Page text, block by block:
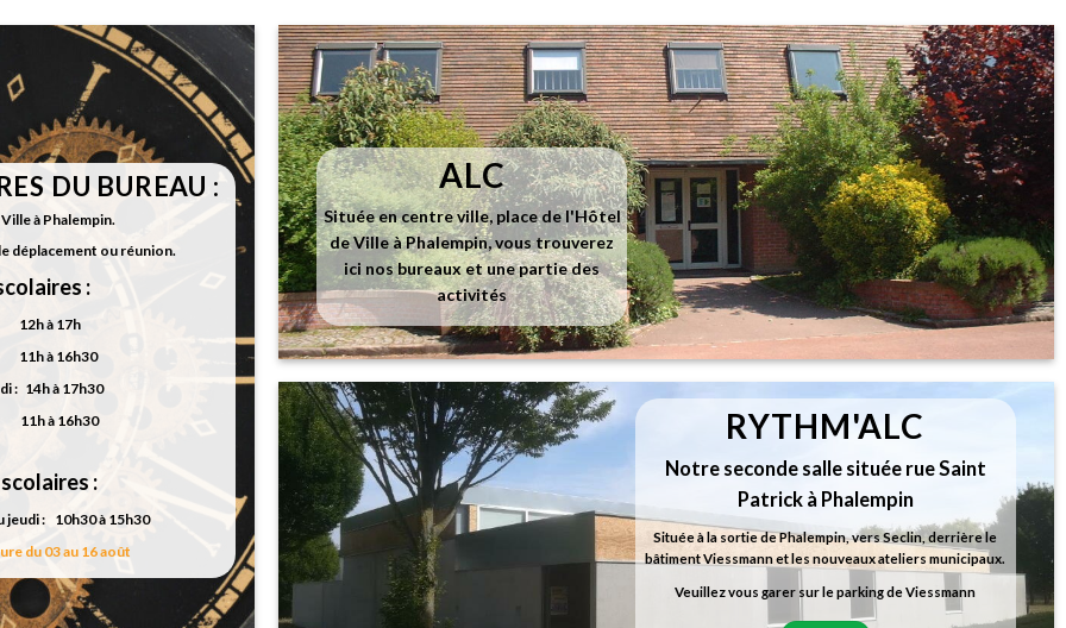
DU BUREAU :
à Phalempin.
déplacement ou réunion.
:
12h à 17h
11h à 16h30
: 14h à 17h30
11h à 16h30
:
jeudi : 10h30 à 15h30
du 03 au 16 août
ALC
Située en centre ville, place de l'Hôtel
de Ville à Phalempin, vous trouverez
ici nos bureaux et une partie des
activités
RYTHM'ALC
Notre seconde salle située rue Saint
Patrick à Phalempin
Située à la sortie de Phalempin, vers Seclin, derrière le
bâtiment Viessmann et les nouveaux ateliers municipaux.
Veuillez vous garer sur le parking de Viessmann